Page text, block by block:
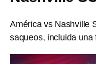
América vs Nashville
saqueos, incluida